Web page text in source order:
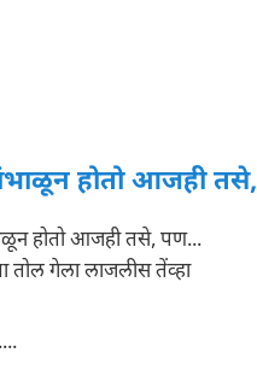
होतो आजही तसे,
होतो आजही तसे, पण...
तोल गेला लाजलीस तेंव्हा